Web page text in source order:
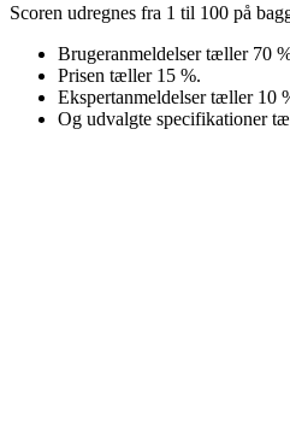
Scoren udregnes fra 1 til 100 på
Brugeranmeldelser tæller 70
Prisen tæller 15 %.
Ekspertanmeldelser tæller 10
Og udvalgte specifikationer